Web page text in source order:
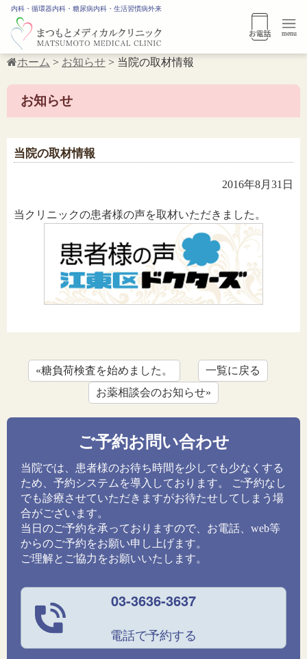
内科・循環器内科・糖尿病内科・生活習慣病外来
menu
ホーム > お知らせ > 当院の取材情報
お知らせ
当院の取材情報
2016年8月31日
当クリニックの患者様の声を取材いただきました。
«糖負荷検査を始めました。
一覧に戻る
お薬相談会のお知らせ»
ご予約お問い合わせ
当院では、患者様のお待ち時間を少しでも少なくする
ため、予約システムを導入しております。 ご予約なし
でも診療させていただきますがお待たせしてしまう場
合がございます。
当日のご予約を承っておりますので、お電話、web等
からのご予約をお願い申し上げます。
ご理解とご協力をお願いいたします。
03-3636-3637
電話で予約する